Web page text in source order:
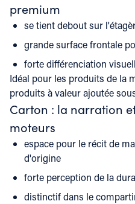
premium
se tient debout sur
grande surface frontale
forte différenciation
Idéal pour les produits de la
produits à valeur ajoutée
Carton : la narration
moteurs
espace pour le récit de
d'origine
forte perception de la
distinctif dans le